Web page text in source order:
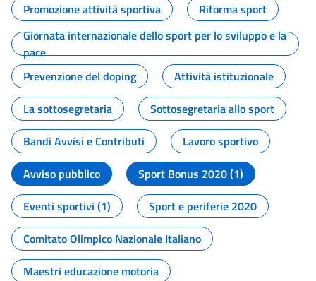
Promozione attività sportiva
Riforma sport
Giornata internazionale dello sport per lo sviluppo e la
pace
Prevenzione del doping
Attività istituzionale
La sottosegretaria
Sottosegretaria allo sport
Bandi Avvisi e Contributi
Lavoro sportivo
Avviso pubblico
Sport Bonus 2020 (1)
Eventi sportivi (1)
Sport e periferie 2020
Comitato Olimpico Nazionale Italiano
Maestri educazione motoria